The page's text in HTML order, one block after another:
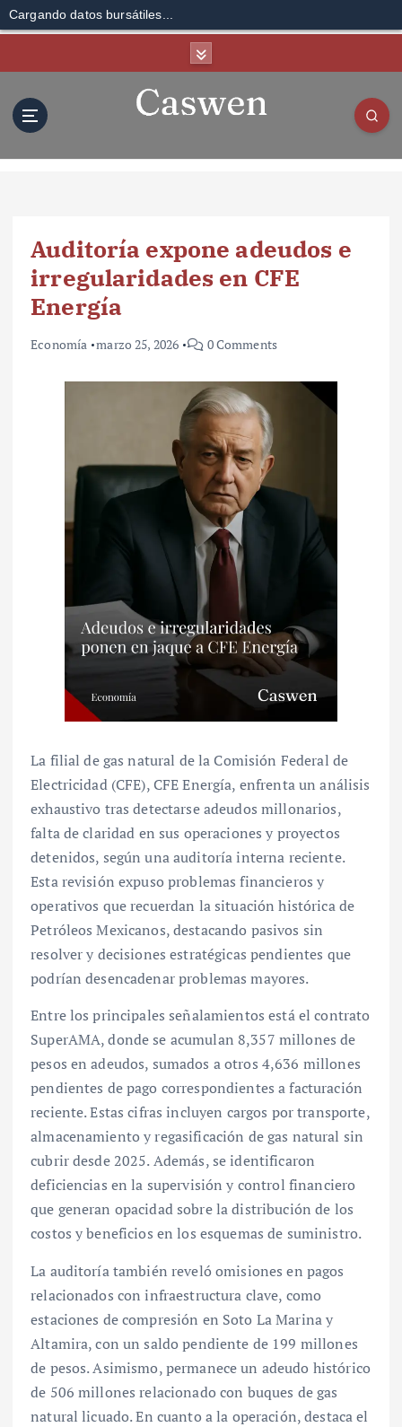
Cargando datos bursátiles...
Auditoría expone adeudos e
irregularidades en CFE
Energía
Economía marzo 25, 2026 0 Comments
La filial de gas natural de la Comisión Federal de
Electricidad (CFE), CFE Energía, enfrenta un análisis
exhaustivo tras detectarse adeudos millonarios,
falta de claridad en sus operaciones y proyectos
detenidos, según una auditoría interna reciente.
Esta revisión expuso problemas financieros y
operativos que recuerdan la situación histórica de
Petróleos Mexicanos, destacando pasivos sin
resolver y decisiones estratégicas pendientes que
podrían desencadenar problemas mayores.
Entre los principales señalamientos está el contrato
SuperAMA, donde se acumulan 8,357 millones de
pesos en adeudos, sumados a otros 4,636 millones
pendientes de pago correspondientes a facturación
reciente. Estas cifras incluyen cargos por transporte,
almacenamiento y regasificación de gas natural sin
cubrir desde 2025. Además, se identificaron
deficiencias en la supervisión y control financiero
que generan opacidad sobre la distribución de los
costos y beneficios en los esquemas de suministro.
La auditoría también reveló omisiones en pagos
relacionados con infraestructura clave, como
estaciones de compresión en Soto La Marina y
Altamira, con un saldo pendiente de 199 millones
de pesos. Asimismo, permanece un adeudo histórico
de 506 millones relacionado con buques de gas
natural licuado. En cuanto a la operación, destaca el